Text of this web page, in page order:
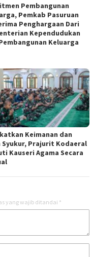
Pembangunan
Pemkab Pasuruan
Penghargaan Dari
Kependudukan
Keluarga
Keimanan dan
Syukur, Prajurit Kodaeral
Kauseri Agama Secara
yang wajib ditandai *